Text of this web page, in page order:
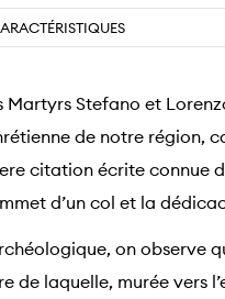
Martyrs Stefano et
de notre région,
citation écrite connue
d’un col et la
on observe
de laquelle, murée vers